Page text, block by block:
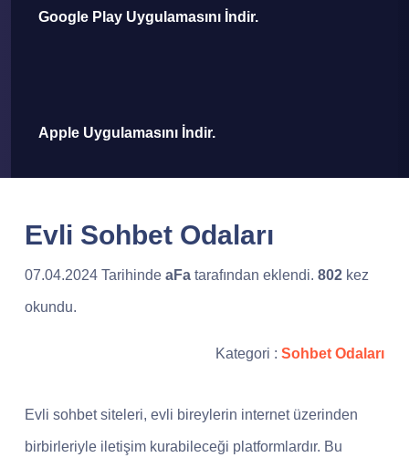
Google Play Uygulamasını İndir.
Apple Uygulamasını İndir.
Evli Sohbet Odaları
07.04.2024 Tarihinde aFa tarafından eklendi. 802 kez
okundu.
Kategori : Sohbet Odaları
Evli sohbet siteleri, evli bireylerin internet üzerinden
birbirleriyle iletişim kurabileceği platformlardır. Bu